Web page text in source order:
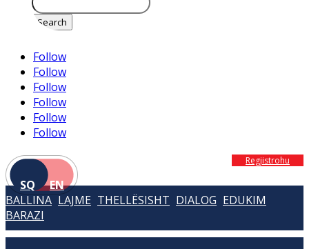
Follow
Follow
Follow
Follow
Follow
Follow
SQ EN
Regjistrohu
BALLINA LAJME THELLËSISHT DIALOG EDUKIM
BARAZI